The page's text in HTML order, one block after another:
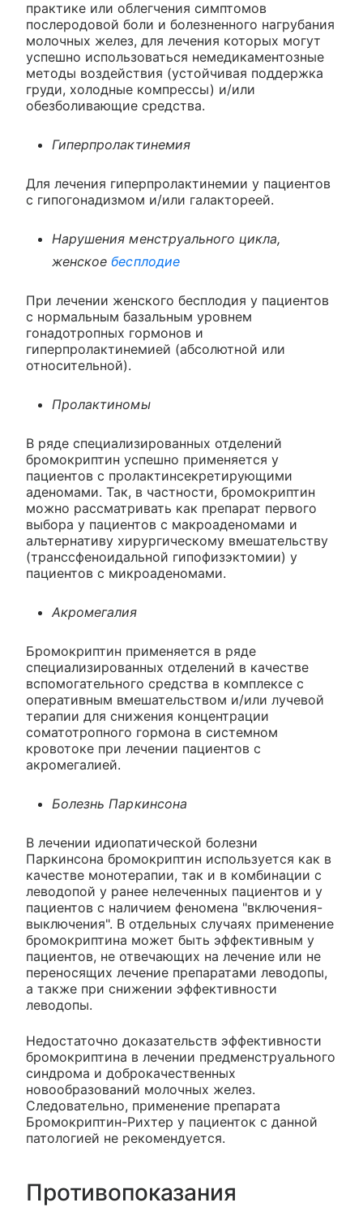
практике или облегчения симптомов
послеродовой боли и болезненного нагрубания
молочных желез, для лечения которых могут
успешно использоваться немедикаментозные
методы воздействия (устойчивая поддержка
груди, холодные компрессы) и/или
обезболивающие средства.
Гиперпролактинемия
Для лечения гиперпролактинемии у пациентов
с гипогонадизмом и/или галактореей.
Нарушения менструального цикла,
женскоебесплодие
При лечении женского бесплодия у пациентов
с нормальным базальным уровнем
гонадотропных гормонов и
гиперпролактинемией (абсолютной или
относительной).
Пролактиномы
В ряде специализированных отделений
бромокриптин успешно применяется у
пациентов с пролактинсекретирующими
аденомами. Так, в частности, бромокриптин
можно рассматривать как препарат первого
выбора у пациентов с макроаденомами и
альтернативу хирургическому вмешательству
(транссфеноидальной гипофизэктомии) у
пациентов с микроаденомами.
Акромегалия
Бромокриптин применяется в ряде
специализированных отделений в качестве
вспомогательного средства в комплексе с
оперативным вмешательством и/или лучевой
терапии для снижения концентрации
соматотропного гормона в системном
кровотоке при лечении пациентов с
акромегалией.
Болезнь Паркинсона
В лечении идиопатической болезни
Паркинсона бромокриптин используется как в
качестве монотерапии, так и в комбинации с
леводопой у ранее нелеченных пациентов и у
пациентов с наличием феномена "включения-
выключения". В отдельных случаях применение
бромокриптина может быть эффективным у
пациентов, не отвечающих на лечение или не
переносящих лечение препаратами леводопы,
а также при снижении эффективности
леводопы.
Недостаточно доказательств эффективности
бромокриптина в лечении предменструального
синдрома и доброкачественных
новообразований молочных желез.
Следовательно, применение препарата
Бромокриптин-Рихтер у пациенток с данной
патологией не рекомендуется.
Противопоказания